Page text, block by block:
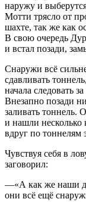
наружу и
Мотти трясло от
шахте, так же как
В свою очередь
и встал позади,
Снаружи всё
сдавливать
начала следовать
Внезапно позади
заливать тоннель.
и нашли несколько
вдруг по тоннелям
Чувствуя себя в
заговорил:
—«А как же наши
они всё ещё